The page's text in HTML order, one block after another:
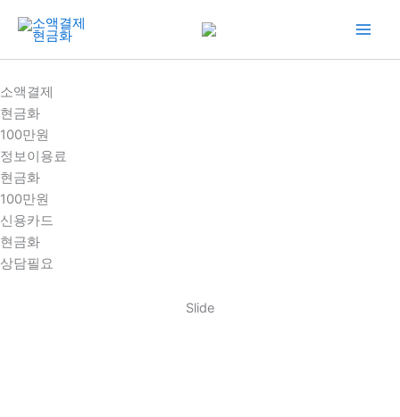
건
너
뛰
기
소액결제
현금화
100만원
정보이용료
현금화
100만원
신용카드
현금화
상담필요
Slide